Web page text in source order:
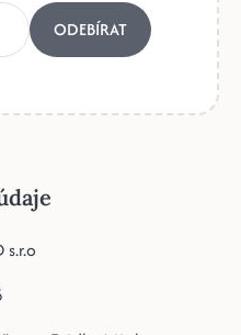
ODEBÍRAT
s.r.o